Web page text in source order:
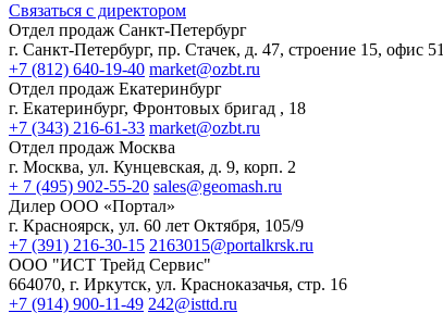
Связаться с директором
Отдел продаж Санкт-Петербург
г. Санкт-Петербург, пр. Стачек, д. 47, строение 15, офис 51
+7 (812) 640-19-40 market@ozbt.ru
Отдел продаж Екатеринбург
г. Екатеринбург, Фронтовых бригад , 18
+7 (343) 216-61-33 market@ozbt.ru
Отдел продаж Москва
г. Москва, ул. Кунцевская, д. 9, корп. 2
+ 7 (495) 902-55-20 sales@geomash.ru
Дилер ООО «Портал»
г. Красноярск, ул. 60 лет Октября, 105/9
+7 (391) 216-30-15 2163015@portalkrsk.ru
ООО "ИСТ Трейд Сервис"
664070, г. Иркутск, ул. Красноказачья, стр. 16
+7 (914) 900-11-49 242@isttd.ru